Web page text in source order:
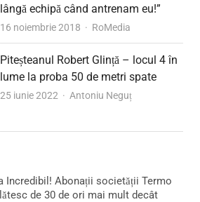
lângă echipă când antrenam eu!”
16 noiembrie 2018 Author
RoMedia
Piteșteanul Robert Glință – locul 4 în
lume la proba 50 de metri spate
25 iunie 2022 Author
Antoniu Neguț
Incredibil! Abonații societății Termo
de 30 de ori mai mult decât